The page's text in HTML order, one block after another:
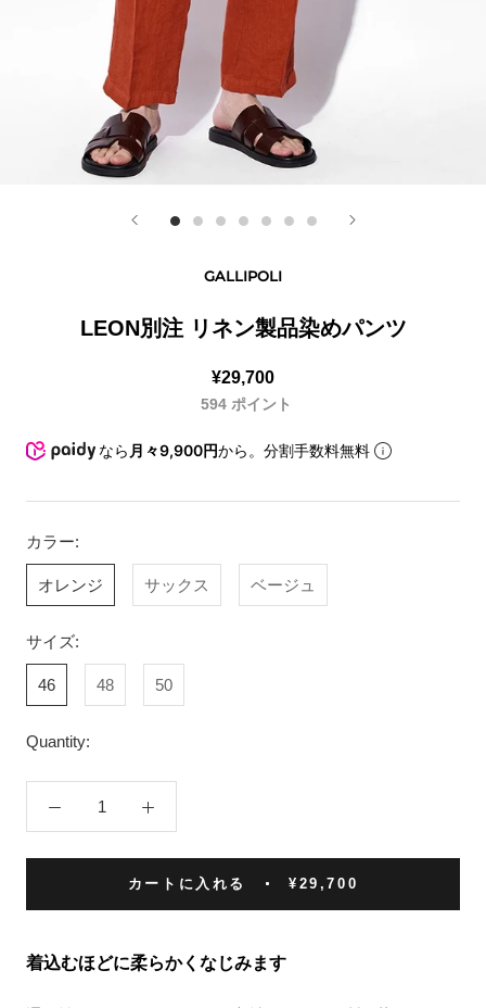
GALLIPOLI
LEON別注 リネン製品染めパンツ
¥29,700
594 ポイント
なら 月々9,900円から。分割手数料無料
カラー:
オレンジ サックス ベージュ
サイズ:
46 48 50
Quantity:
カートに入れる ¥29,700
着込むほどに柔らかくなじみます